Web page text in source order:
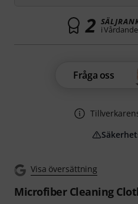
Visa översättning
Microfiber Cleaning
2 i
Fråga oss